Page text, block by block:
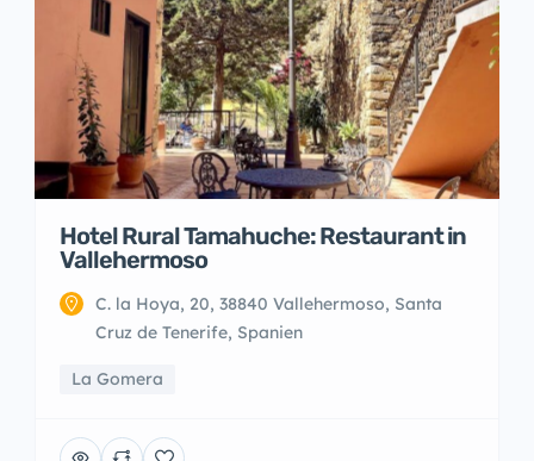
Hotel Rural Tamahuche: Restaurant in
Vallehermoso
C. la Hoya, 20, 38840 Vallehermoso, Santa
Cruz de Tenerife, Spanien
La Gomera